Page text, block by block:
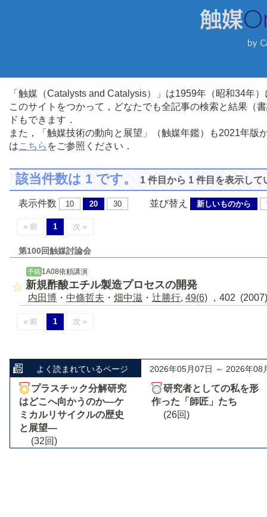
「触媒（Catalysts and Catalysis）」は1959年（昭和34年
このサイトをつかって，どなたでも全記事の検索と結果（
ドもできます．
また，「触媒技術の動向と展望」（触媒年鑑）も2021年
はこちら をご参照ください．
該当件数は 1 です。1 件目から 1 件目を表示して
表示件数 10 20 30 並び替え 新しいものから
« 前 1 次 »
第100回触媒討論会
予稿 1A08依頼講演
新規酢酸エチル製造プロセスの開発
内田博 ・ 中條哲夫 ・ 畑中滋 ・ 辻勝行, 49(6) ，402
« 前 1 次 »
よく読まれているページ 2026年05月07日 ～ 2026年08
プラスチック分解研究
はどこへ向かうのか―ケ
ミカルリサイクルの歴史
と展望―
(32回)
研究者としての私を形
作った「師匠」たち
(26回)